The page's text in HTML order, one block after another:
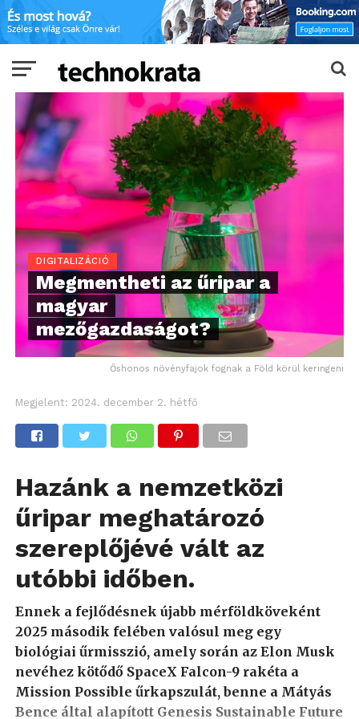
DIGITALIZÁCIÓ
Megmentheti az űripar a
magyar
mezőgazdaságot?
Őshonos növényfajok fognak a Föld körül keringeni
Megjelent: 2024. december 2. hétfő
Hazánk a nemzetközi
űripar meghatározó
szereplőjévé vált az
utóbbi időben.
Ennek a fejlődésnek újabb mérföldköveként
2025 második felében valósul meg egy
biológiai űrmisszió, amely során az Elon Musk
nevéhez kötődő SpaceX Falcon-9 rakéta a
Mission Possible űrkapszulát, benne a Mátyás
Bence által alapított Genesis Sustainable Future